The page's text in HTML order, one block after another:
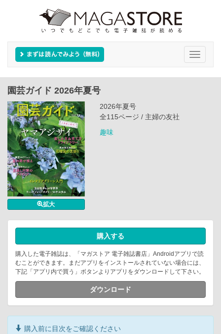
Toggle
園芸ガイド 2026年夏号
拡大
2026年夏号
全115ページ / 主婦の友社
趣味
購入する
購入した電子雑誌は、「マガストア 電子雑誌書店」Androidアプリで読
むことができます。まだアプリをインストールされていない場合には、
下記「アプリ内で買う」ボタンよりアプリをダウンロードして下さい。
ダウンロード
購入前に目次をご確認ください